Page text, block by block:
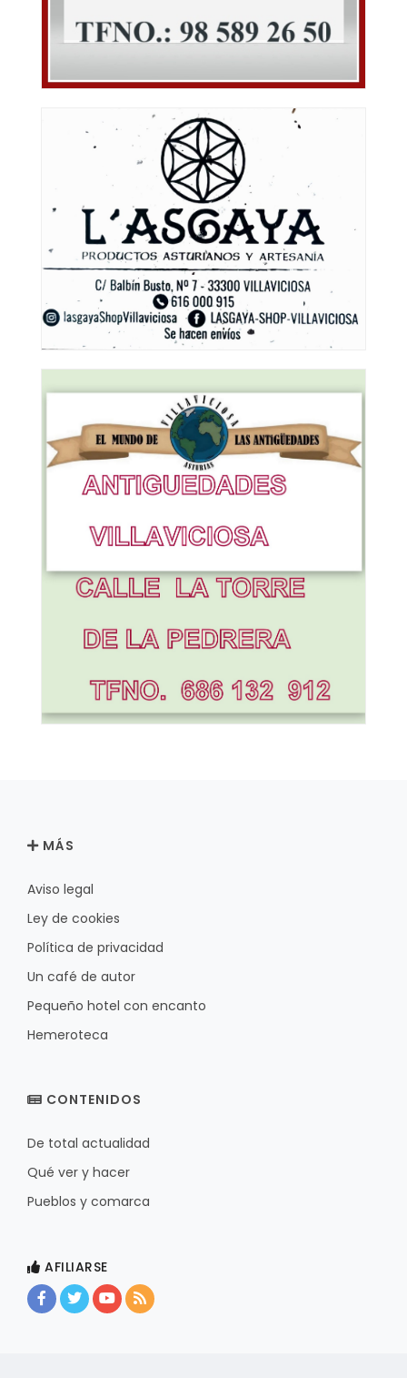
MÁS
Aviso legal
Ley de cookies
Política de privacidad
Un café de autor
Pequeño hotel con encanto
Hemeroteca
CONTENIDOS
De total actualidad
Qué ver y hacer
Pueblos y comarca
AFILIARSE